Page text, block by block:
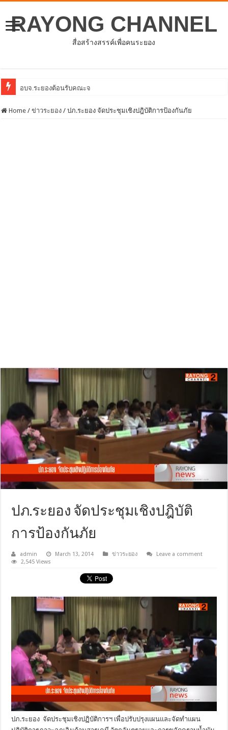
RAYONG CHANNEL
สื่อสร้างสรรค์เพื่อคนระยอง
อบจ.ระยองต้อนรับคณะจากตัวแทนศูนย์ธุรกิจจีน –
Home / ข่าวระยอง / ปภ.ระยอง จัดประชุมเชิงปฎิบัติการป้องกันภัย
ปภ.ระยอง จัดประชุมเชิงปฎิบัติ
การป้องกันภัย
admin March 13, 2014 ข่าวระยอง
Leave a comment
2,545 Views
ปภ.ระยอง จัดประชุมเชิงปฏิบัติการฯ เพื่อปรับปรุงแผนและจัดทำแผน